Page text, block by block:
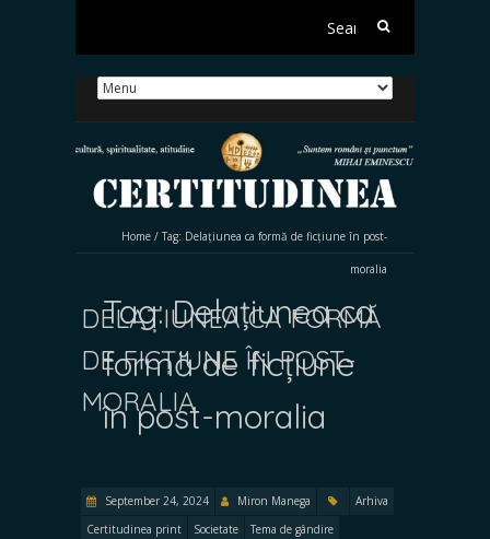
Search
Home / Tag: Delațiunea ca formă de ficțiune în post-
moralia
Tag:Delațiunea ca
formă de ficțiune
în post-moralia
DELAȚIUNEA CA FORMĂ
DE FICȚIUNE ÎN POST-
MORALIA
September 24, 2024 Miron Manega
Arhiva
Certitudinea print
Societate
Tema de gândire